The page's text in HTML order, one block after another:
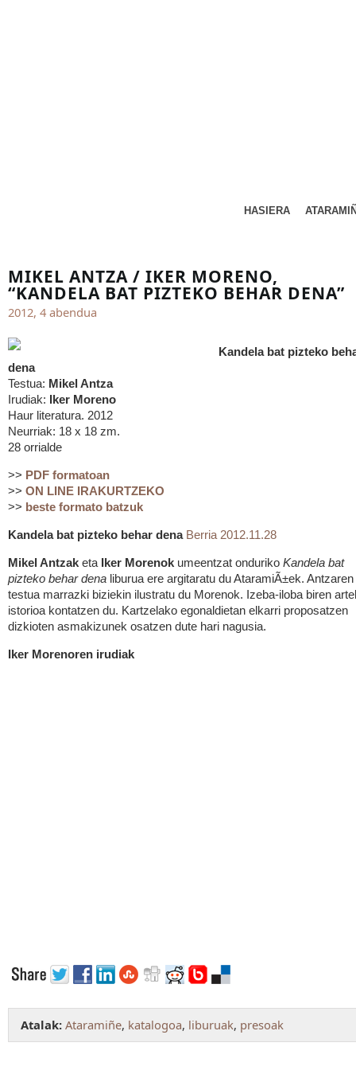
HASIERA
MIKEL ANTZA / IKER MORENO,
“KANDELA BAT PIZTEKO BEHAR DENA”
2012, 4 abendua
Kandela bat pizteko
dena
Testua: Mikel Antza
Irudiak:
Iker Moreno
Haur literatura. 2012
Neurriak: 18 x 18 zm.
28 orrialde
>> PDF formatoan
>> ON LINE IRAKURTZEKO
>> beste formato batzuk
Kandela bat pizteko behar dena Berria 2012.11.28
Mikel Antzak eta Iker Morenok umeentzat onduriko Kandela bat
pizteko behar dena liburua ere argitaratu du AtaramiÃ±ek. Antzaren
testua marrazki biziekin ilustratu du Morenok. Izeba-iloba biren
istorioa kontatzen du. Kartzelako egonaldietan elkarri proposatzen
dizkioten asmakizunek osatzen dute hari nagusia.
Iker Morenoren irudiak
Atalak: Ataramiñe, katalogoa, liburuak, presoak